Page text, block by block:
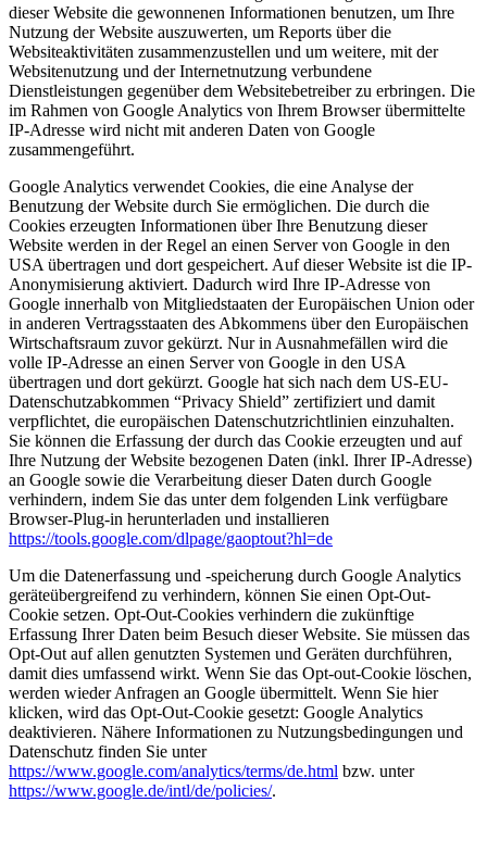
dieser Website die gewonnenen Informationen benutzen, um Ihre
Nutzung der Website auszuwerten, um Reports über die
Websiteaktivitäten zusammenzustellen und um weitere, mit der
Websitenutzung und der Internetnutzung verbundene
Dienstleistungen gegenüber dem Websitebetreiber zu erbringen. Die
im Rahmen von Google Analytics von Ihrem Browser übermittelte
IP-Adresse wird nicht mit anderen Daten von Google
zusammengeführt.
Google Analytics verwendet Cookies, die eine Analyse der
Benutzung der Website durch Sie ermöglichen. Die durch die
Cookies erzeugten Informationen über Ihre Benutzung dieser
Website werden in der Regel an einen Server von Google in den
USA übertragen und dort gespeichert. Auf dieser Website ist die IP-
Anonymisierung aktiviert. Dadurch wird Ihre IP-Adresse von
Google innerhalb von Mitgliedstaaten der Europäischen Union oder
in anderen Vertragsstaaten des Abkommens über den Europäischen
Wirtschaftsraum zuvor gekürzt. Nur in Ausnahmefällen wird die
volle IP-Adresse an einen Server von Google in den USA
übertragen und dort gekürzt. Google hat sich nach dem US-EU-
Datenschutzabkommen “Privacy Shield” zertifiziert und damit
verpflichtet, die europäischen Datenschutzrichtlinien einzuhalten.
Sie können die Erfassung der durch das Cookie erzeugten und auf
Ihre Nutzung der Website bezogenen Daten (inkl. Ihrer IP-Adresse)
an Google sowie die Verarbeitung dieser Daten durch Google
verhindern, indem Sie das unter dem folgenden Link verfügbare
Browser-Plug-in herunterladen und installieren
https://tools.google.com/dlpage/gaoptout?hl=de
Um die Datenerfassung und -speicherung durch Google Analytics
geräteübergreifend zu verhindern, können Sie einen Opt-Out-
Cookie setzen. Opt-Out-Cookies verhindern die zukünftige
Erfassung Ihrer Daten beim Besuch dieser Website. Sie müssen das
Opt-Out auf allen genutzten Systemen und Geräten durchführen,
damit dies umfassend wirkt. Wenn Sie das Opt-out-Cookie löschen,
werden wieder Anfragen an Google übermittelt. Wenn Sie hier
klicken, wird das Opt-Out-Cookie gesetzt: Google Analytics
deaktivieren. Nähere Informationen zu Nutzungsbedingungen und
Datenschutz finden Sie unter
https://www.google.com/analytics/terms/de.html bzw. unter
https://www.google.de/intl/de/policies/.